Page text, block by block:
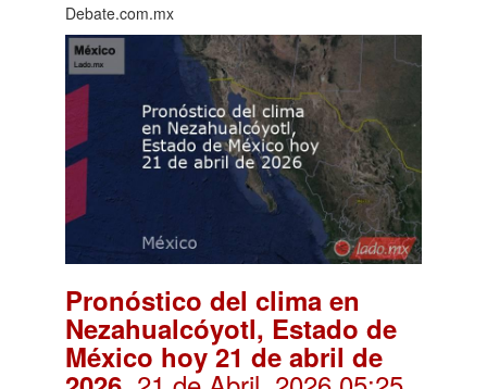
Debate.com.mx
Pronóstico del clima en
Nezahualcóyotl, Estado de
México hoy 21 de abril de